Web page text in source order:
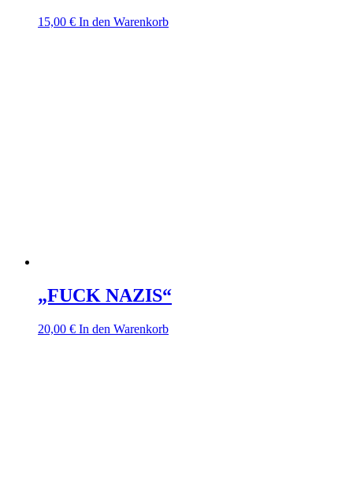
15,00 € In den Warenkorb
„FUCK NAZIS“
20,00 € In den Warenkorb